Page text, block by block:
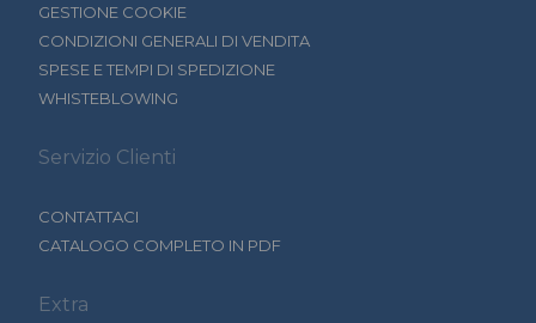
GESTIONE COOKIE
CONDIZIONI GENERALI DI VENDITA
SPESE E TEMPI DI SPEDIZIONE
WHISTEBLOWING
Servizio Clienti
CONTATTACI
CATALOGO COMPLETO IN PDF
Extra